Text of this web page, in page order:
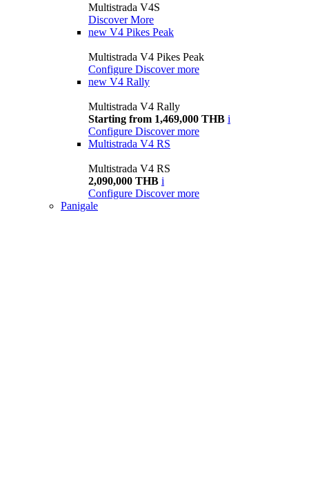
Multistrada V4S
Discover More
new V4 Pikes Peak
Multistrada V4 Pikes Peak
Configure Discover more
new V4 Rally
Multistrada V4 Rally
Starting from 1,469,000 THB i
Configure Discover more
Multistrada V4 RS
Multistrada V4 RS
2,090,000 THB i
Configure Discover more
Panigale